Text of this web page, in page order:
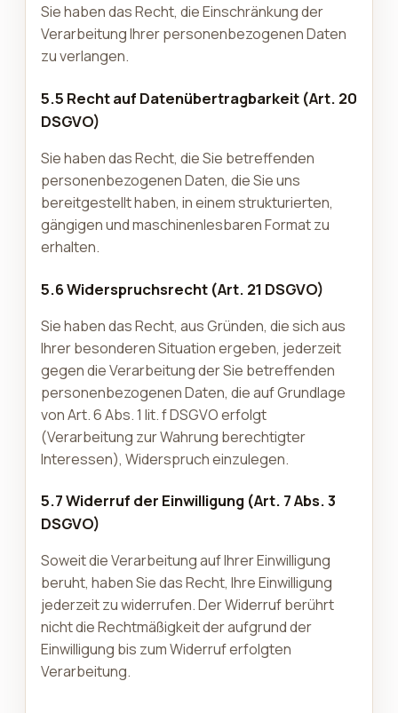
Sie haben das Recht, die Einschränkung der
Verarbeitung Ihrer personenbezogenen Daten
zu verlangen.
5.5 Recht auf Datenübertragbarkeit (Art. 20
DSGVO)
Sie haben das Recht, die Sie betreffenden
personenbezogenen Daten, die Sie uns
bereitgestellt haben, in einem strukturierten,
gängigen und maschinenlesbaren Format zu
erhalten.
5.6 Widerspruchsrecht (Art. 21 DSGVO)
Sie haben das Recht, aus Gründen, die sich aus
Ihrer besonderen Situation ergeben, jederzeit
gegen die Verarbeitung der Sie betreffenden
personenbezogenen Daten, die auf Grundlage
von Art. 6 Abs. 1 lit. f DSGVO erfolgt
(Verarbeitung zur Wahrung berechtigter
Interessen), Widerspruch einzulegen.
5.7 Widerruf der Einwilligung (Art. 7 Abs. 3
DSGVO)
Soweit die Verarbeitung auf Ihrer Einwilligung
beruht, haben Sie das Recht, Ihre Einwilligung
jederzeit zu widerrufen. Der Widerruf berührt
nicht die Rechtmäßigkeit der aufgrund der
Einwilligung bis zum Widerruf erfolgten
Verarbeitung.